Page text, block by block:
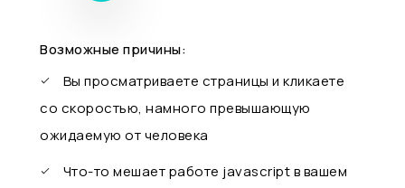
Возможные причины:
Вы просматриваете страницы и кликаете
со скоростью, намного превышающую
ожидаемую от человека
Что-то мешает работе javascript в вашем